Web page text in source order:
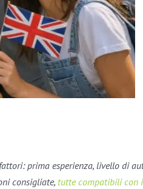
prima esperienza, livello di
consigliate, tutte compatibili con